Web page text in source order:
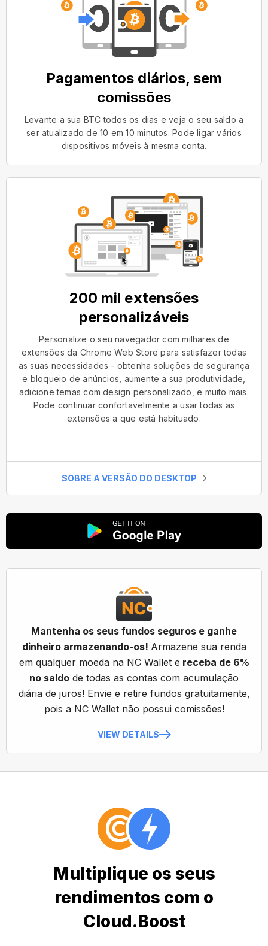
Pagamentos diários, sem
comissões
Levante a sua BTC todos os dias e veja o seu saldo a
ser atualizado de 10 em 10 minutos. Pode ligar vários
dispositivos móveis à mesma conta.
200 mil extensões
personalizáveis
Personalize o seu navegador com milhares de
extensões da Chrome Web Store para satisfazer todas
as suas necessidades - obtenha soluções de segurança
e bloqueio de anúncios, aumente a sua produtividade,
adicione temas com design personalizado, e muito mais.
Pode continuar confortavelmente a usar todas as
extensões a que está habituado.
SOBRE A VERSÃO DO DESKTOP
Mantenha os seus fundos seguros e ganhe
dinheiro armazenando-os! Armazene sua renda
em qualquer moeda na NC Wallet e receba de 6%
no saldo de todas as contas com acumulação
diária de juros! Envie e retire fundos gratuitamente,
pois a NC Wallet não possui comissões!
VIEW DETAILS
Multiplique os seus
rendimentos com o
Cloud.Boost